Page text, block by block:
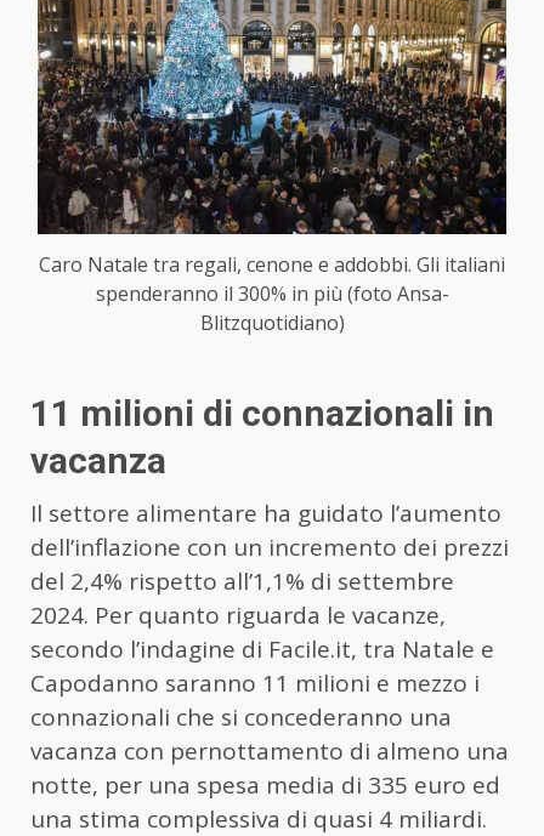
Caro Natale tra regali, cenone e addobbi. Gli italiani
spenderanno il 300% in più (foto Ansa-
Blitzquotidiano)
11 milioni di connazionali in
vacanza
Il settore alimentare ha guidato l’aumento
dell’inflazione con un incremento dei prezzi
del 2,4% rispetto all’1,1% di settembre
2024. Per quanto riguarda le vacanze,
secondo l’indagine di Facile.it, tra Natale e
Capodanno saranno 11 milioni e mezzo i
connazionali che si concederanno una
vacanza con pernottamento di almeno una
notte, per una spesa media di 335 euro ed
una stima complessiva di quasi 4 miliardi.